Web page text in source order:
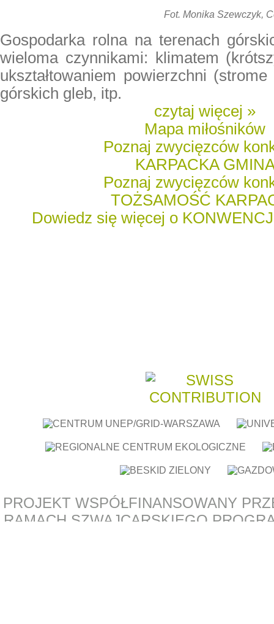
Fot. Monika Szewczyk,
Gospodarka rolna na terenach
wieloma czynnikami: klimatem
ukształtowaniem powierzchni
górskich gleb, itp.
czytaj więcej »
Mapa miłośników
Poznaj zwycięzców
KARPACKA
Poznaj zwycięzców
TOŻSAMOŚĆ
Dowiedz się więcej o
PROJEKT WSPÓŁFINANSOWANY
RAMACH SZWAJCARSKIEGO